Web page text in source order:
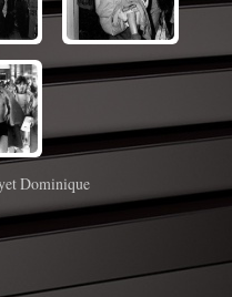
Dominique